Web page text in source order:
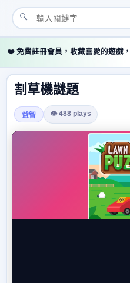
🔍
❤️ 免費註冊會員，收藏喜愛的遊戲
割草機謎題
益智 👁 488 plays